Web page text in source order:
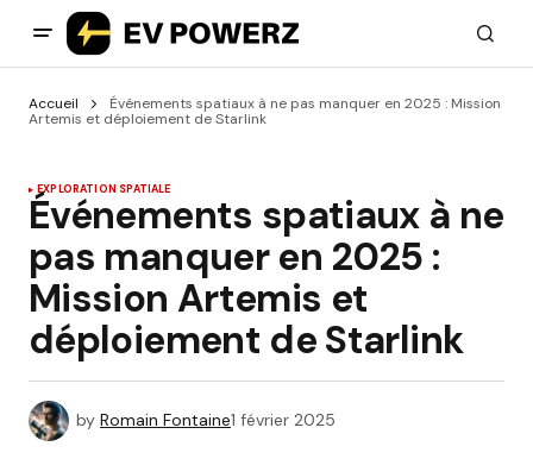
Accueil
Événements spatiaux à ne pas manquer en 2025 : Mission
Artemis et déploiement de Starlink
EXPLORATION SPATIALE
Événements spatiaux à ne
pas manquer en 2025 :
Mission Artemis et
déploiement de Starlink
by Romain Fontaine1 février 2025